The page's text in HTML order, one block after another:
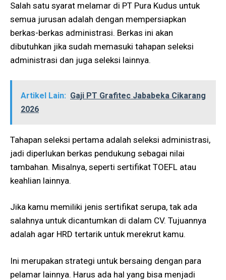
Salah satu syarat melamar di PT Pura Kudus untuk
semua jurusan adalah dengan mempersiapkan
berkas-berkas administrasi. Berkas ini akan
dibutuhkan jika sudah memasuki tahapan seleksi
administrasi dan juga seleksi lainnya.
Artikel Lain: Gaji PT Grafitec Jababeka Cikarang
2026
Tahapan seleksi pertama adalah seleksi administrasi,
jadi diperlukan berkas pendukung sebagai nilai
tambahan. Misalnya, seperti sertifikat TOEFL atau
keahlian lainnya.
Jika kamu memiliki jenis sertifikat serupa, tak ada
salahnya untuk dicantumkan di dalam CV. Tujuannya
adalah agar HRD tertarik untuk merekrut kamu.
Ini merupakan strategi untuk bersaing dengan para
pelamar lainnya. Harus ada hal yang bisa menjadi